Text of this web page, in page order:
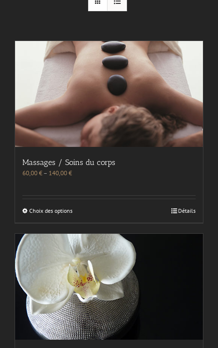
Massages / Soins du corps
60,00€– 140,00€
Choix des options Détails